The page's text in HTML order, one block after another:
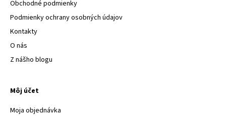
Obchodné podmienky
Podmienky ochrany osobných údajov
Kontakty
O nás
Z nášho blogu
Môj účet
Moja objednávka